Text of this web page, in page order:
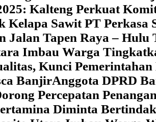
Kalteng Perkuat
Sawit PT Perkasa
Jalan Tapen Raya – Hulu
Imbau Warga
Kunci
BanjirAnggota DPRD
Percepatan
Diminta Bertindak